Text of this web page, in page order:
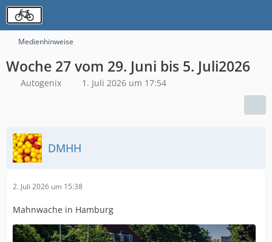
Medienhinweise
Woche 27 vom 29. Juni bis 5. Juli2026
Autogenix 1. Juli 2026 um 17:54
DMHH
2. Juli 2026 um 15:38
Mahnwache in Hamburg